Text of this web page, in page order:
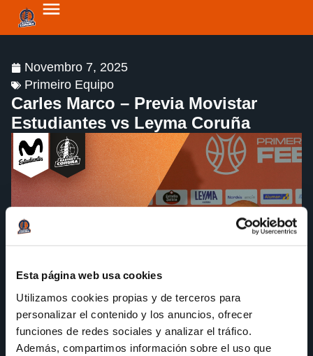
Esta página web usa cookies
Utilizamos cookies propias y de terceros para
personalizar el contenido y los anuncios, ofrecer
funciones de redes sociales y analizar el tráfico.
Además, compartimos información sobre el uso que
Novembro 7, 2025
Primeiro Equipo
Carles Marco – Previa Movistar
Estudiantes vs Leyma Coruña
Carles Marco, na previa ao partido entre Movistar